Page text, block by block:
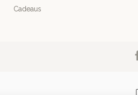
Cadeaus